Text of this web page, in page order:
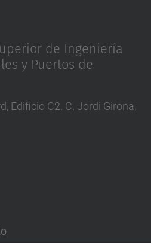
de Ingeniería
y Puertos de
Edificio C2. C. Jordi Girona,